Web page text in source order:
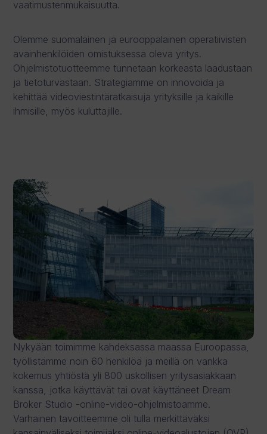
vaatimustenmukaisuutta.
Olemme suomalainen ja eurooppalainen operatiivisten
avainhenkilöiden omistuksessa oleva yritys.
Ohjelmistotuotteemme tunnetaan korkeasta laadustaan
​​ja tietoturvastaan. Strategiamme on innovoida ja
kehittää videoviestintäratkaisuja yrityksille ja kaikille
ihmisille, myös kuluttajille.
Nykyään toimimme kahdeksassa maassa Euroopassa,
työllistämme noin 60 henkilöä ja meillä on vankka
kokemus yhtiöstä yli 800 uskollisen yritysasiakkaan
kanssa, jotka käyttävät tai ovat käyttäneet Dream
Broker Studio -online-video-ohjelmistoamme.
Varhainen tavoitteemme oli tulla merkittäväksi